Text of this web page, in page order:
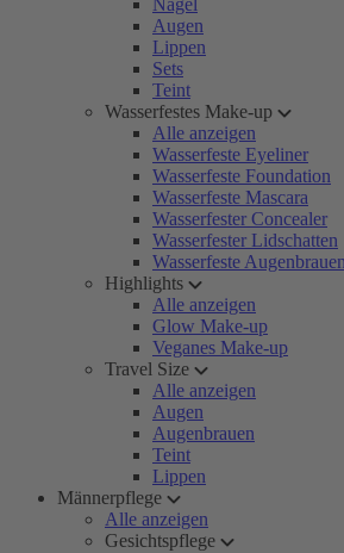
Nägel
Augen
Lippen
Sets
Teint
Wasserfestes Make-up
Alle anzeigen
Wasserfeste Eyeliner
Wasserfeste Foundation
Wasserfeste Mascara
Wasserfester Concealer
Wasserfester Lidschatten
Wasserfeste
Highlights
Alle anzeigen
Glow Make-up
Veganes Make-up
Travel Size
Alle anzeigen
Augen
Augenbrauen
Teint
Lippen
Männerpflege
Alle anzeigen
Gesichtspflege